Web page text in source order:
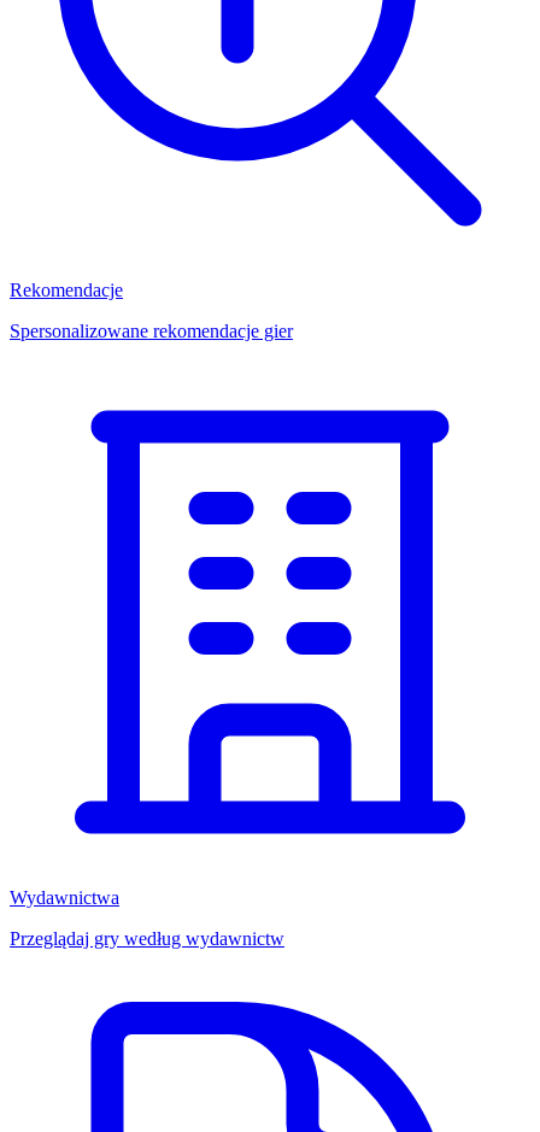
Rekomendacje
Spersonalizowane rekomendacje gier
Wydawnictwa
Przeglądaj gry według wydawnictw